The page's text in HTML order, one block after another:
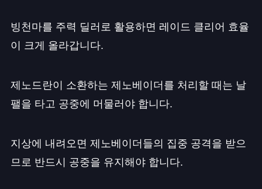
빙천마를 주력 딜러로 활용하면 레이드 클리어 효율
이 크게 올라갑니다.
제노드란이 소환하는 제노베이더를 처리할 때는 날
팰을 타고 공중에 머물러야 합니다.
지상에 내려오면 제노베이더들의 집중 공격을 받으
므로 반드시 공중을 유지해야 합니다.